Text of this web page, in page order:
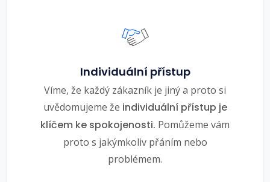
Individuální přístup
Víme, že každý zákazník je jiný a proto si
uvědomujeme že individuální přístup je
klíčem ke spokojenosti. Pomůžeme vám
proto s jakýmkoliv přáním nebo
problémem.